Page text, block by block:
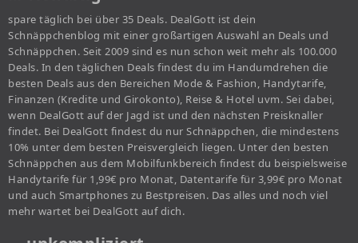
spare täglich bei über 35 Deals. DealGott ist dein
Schnäppchenblog mit einer großartigen Auswahl an Deals und
Schnäppchen. Seit 2009 sind es nun schon weit mehr als 100.000
Deals. In den täglichen Deals findest du im Handumdrehen die
besten Deals aus den Bereichen Mode & Fashion, Handytarife,
Finanzen (Kredite und Girokonto), Reise & Hotel uvm. Sei dabei,
wenn DealGott auf der Jagd ist und den nächsten Preisknaller
findet. Bei DealGott findest du nur Schnäppchen, die mindestens
10% unter dem besten Preisvergleich liegen. Unter den besten
Schnäppchen aus dem Mobilfunkbereich findest du beispielsweise
Handytarife für 1,99€ pro Monat, Datentarife für 3,99€ pro Monat
und auch Smartphones zu Bestpreisen. Das alles und noch viel
mehr wartet bei DealGott auf dich.